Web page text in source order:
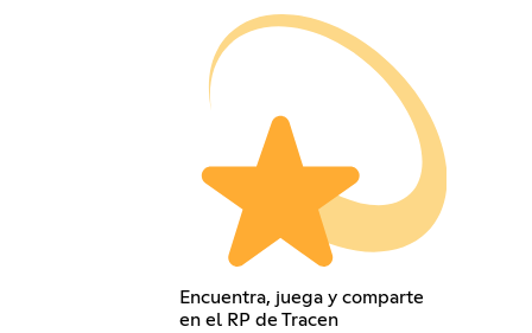
Encuentra, juega y comparte
en el RP de Tracen